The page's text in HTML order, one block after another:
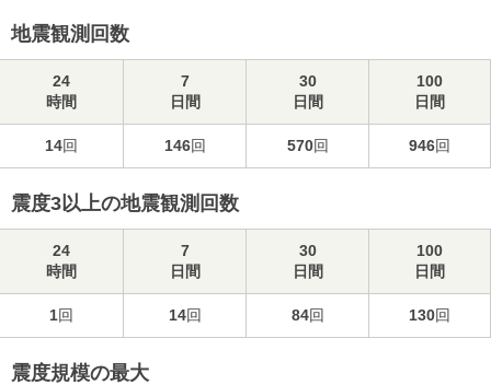
地震観測回数
24
時間
7
日間
30
日間
100
日間
14回 146回 570回 946回
震度3以上の地震観測回数
24
時間
7
日間
30
日間
100
日間
1回 14回 84回 130回
震度規模の最大